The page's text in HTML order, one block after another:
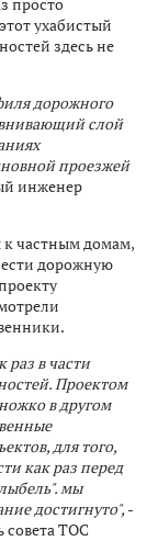
ухабистый
здесь не
дорожного
слой
проезжей
инженер
к частным домам,
дорожную
раз в части
Проектом
в другом
для того,
как раз перед
мы
достигнуто", -
совета ТОС